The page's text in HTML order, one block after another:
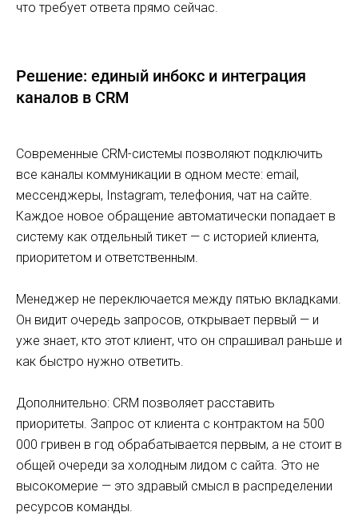
что требует ответа прямо сейчас.
Решение: единый инбокс и интеграция
каналов в CRM
Современные CRM-системы позволяют подключить
все каналы коммуникации в одном месте: email,
мессенджеры, Instagram, телефония, чат на сайте.
Каждое новое обращение автоматически попадает в
систему как отдельный тикет — с историей клиента,
приоритетом и ответственным.
Менеджер не переключается между пятью вкладками.
Он видит очередь запросов, открывает первый — и
уже знает, кто этот клиент, что он спрашивал раньше и
как быстро нужно ответить.
Дополнительно: CRM позволяет расставить
приоритеты. Запрос от клиента с контрактом на 500
000 гривен в год обрабатывается первым, а не стоит в
общей очереди за холодным лидом с сайта. Это не
высокомерие — это здравый смысл в распределении
ресурсов команды.